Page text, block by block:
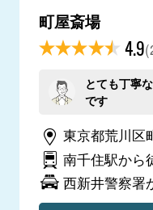
町屋斎場
4.9
とても丁寧
です
東京都荒川区
南千住駅から
西新井警察署